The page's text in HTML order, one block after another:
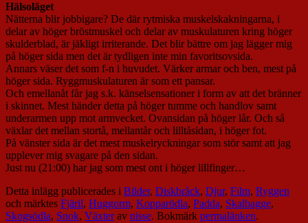
Hälsoläget
Nätterna blir jobbigare? De där rytmiska muskelskakningarna, i
delar av höger bröstmuskel och delar av muskulaturen kring höger
skulderblad, är jäkligt irriterande. Det blir bättre om jag lägger mig
på höger sida men det är tydligen inte min favoritsovsida.
Annars väser det som f-n i huvudet. Värker armar och ben, mest på
höger sida. Ryggmuskulaturen är som ett pansar.
Och emellanåt får jag s.k. känselsensationer i form av att det bränner
i skinnet. Mest händer detta på höger tumme och handlov samt
underarmen upp mot armvecket. Ovansidan på höger lår. Och så
växlar det mellan stortå, mellantår och lilltåsidan, i höger fot.
På vänster sida är det mest muskelryckningar som stör samt att jag
upplever mig svagare på den sidan.
Just nu (21:00) har jag som mest ont i höger lillfinger…
Detta inlägg publicerades i Bilder, Diskbråck, Djur, Film, Ryggen
och märktes Fjäril, Huggorm, Kopparödla, Padda, Skalbagge,
Skogsödla, Snok, Växterav nisse. Bokmärk permalänken.